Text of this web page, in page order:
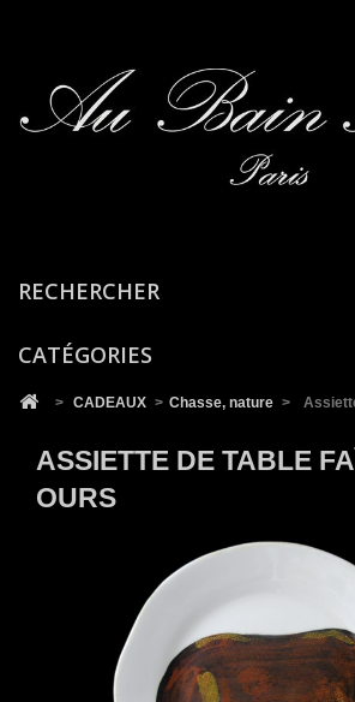
RECHERCHER
CATÉGORIES
> CADEAUX > Chasse, nature >
ASSIETTE DE TABLE
OURS